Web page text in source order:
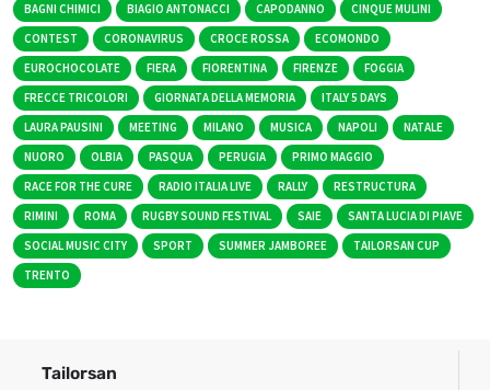
BAGNI CHIMICI BIAGIO ANTONACCI CAPODANNO
CINQUE MULINI
CONTEST
CORONAVIRUS CROCE ROSSA
ECOMONDO
EUROCHOCOLATE
FIERA FIORENTINA FIRENZE
FOGGIA
FRECCE TRICOLORI
GIORNATA DELLA MEMORIA
ITALY 5 DAYS
LAURA PAUSINI
MEETING MILANO MUSICA NAPOLI
NATALE
NUORO
OLBIA PASQUA PERUGIA
PRIMO MAGGIO
RACE FOR THE CURE
RADIO ITALIA LIVE RALLY
RESTRUCTURA
RIMINI
ROMA RUGBY SOUND FESTIVAL SAIE
SANTA LUCIA DI PIAVE
SOCIAL MUSIC CITY
SPORT SUMMER JAMBOREE
TAILORSAN CUP
TRENTO
Tailorsan